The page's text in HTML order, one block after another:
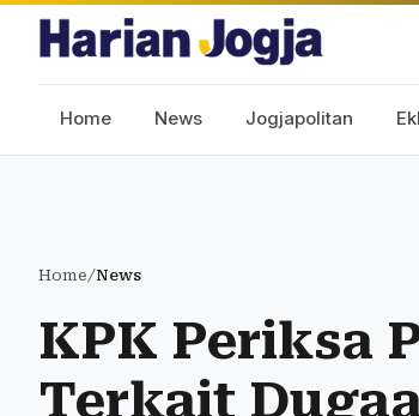
Home News Jogjapolitan
Home/News
KPK Periksa
Terkait